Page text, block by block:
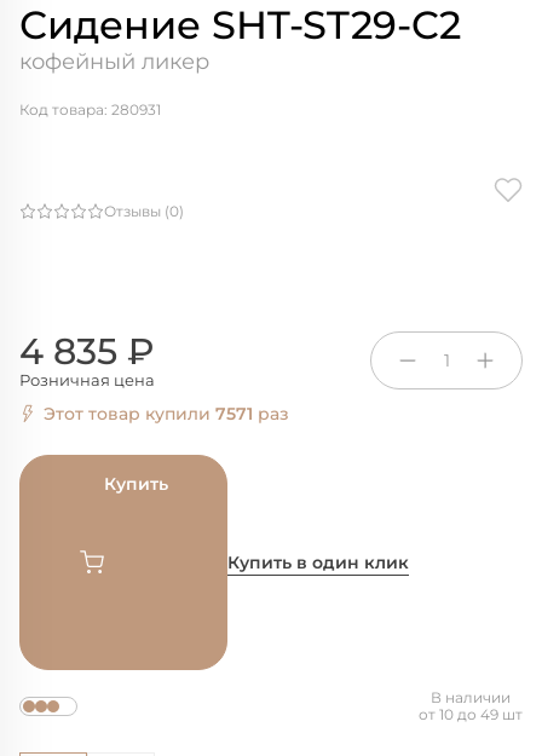
Сидение SHT-ST29-C2
кофейный ликер
Отзывы (0)
Код товара: 280931
4 835 ₽
Розничная цена
1
Этот товар купили 7571 раз
Купить
Купить в один клик
В наличии
от 10 до 49 шт